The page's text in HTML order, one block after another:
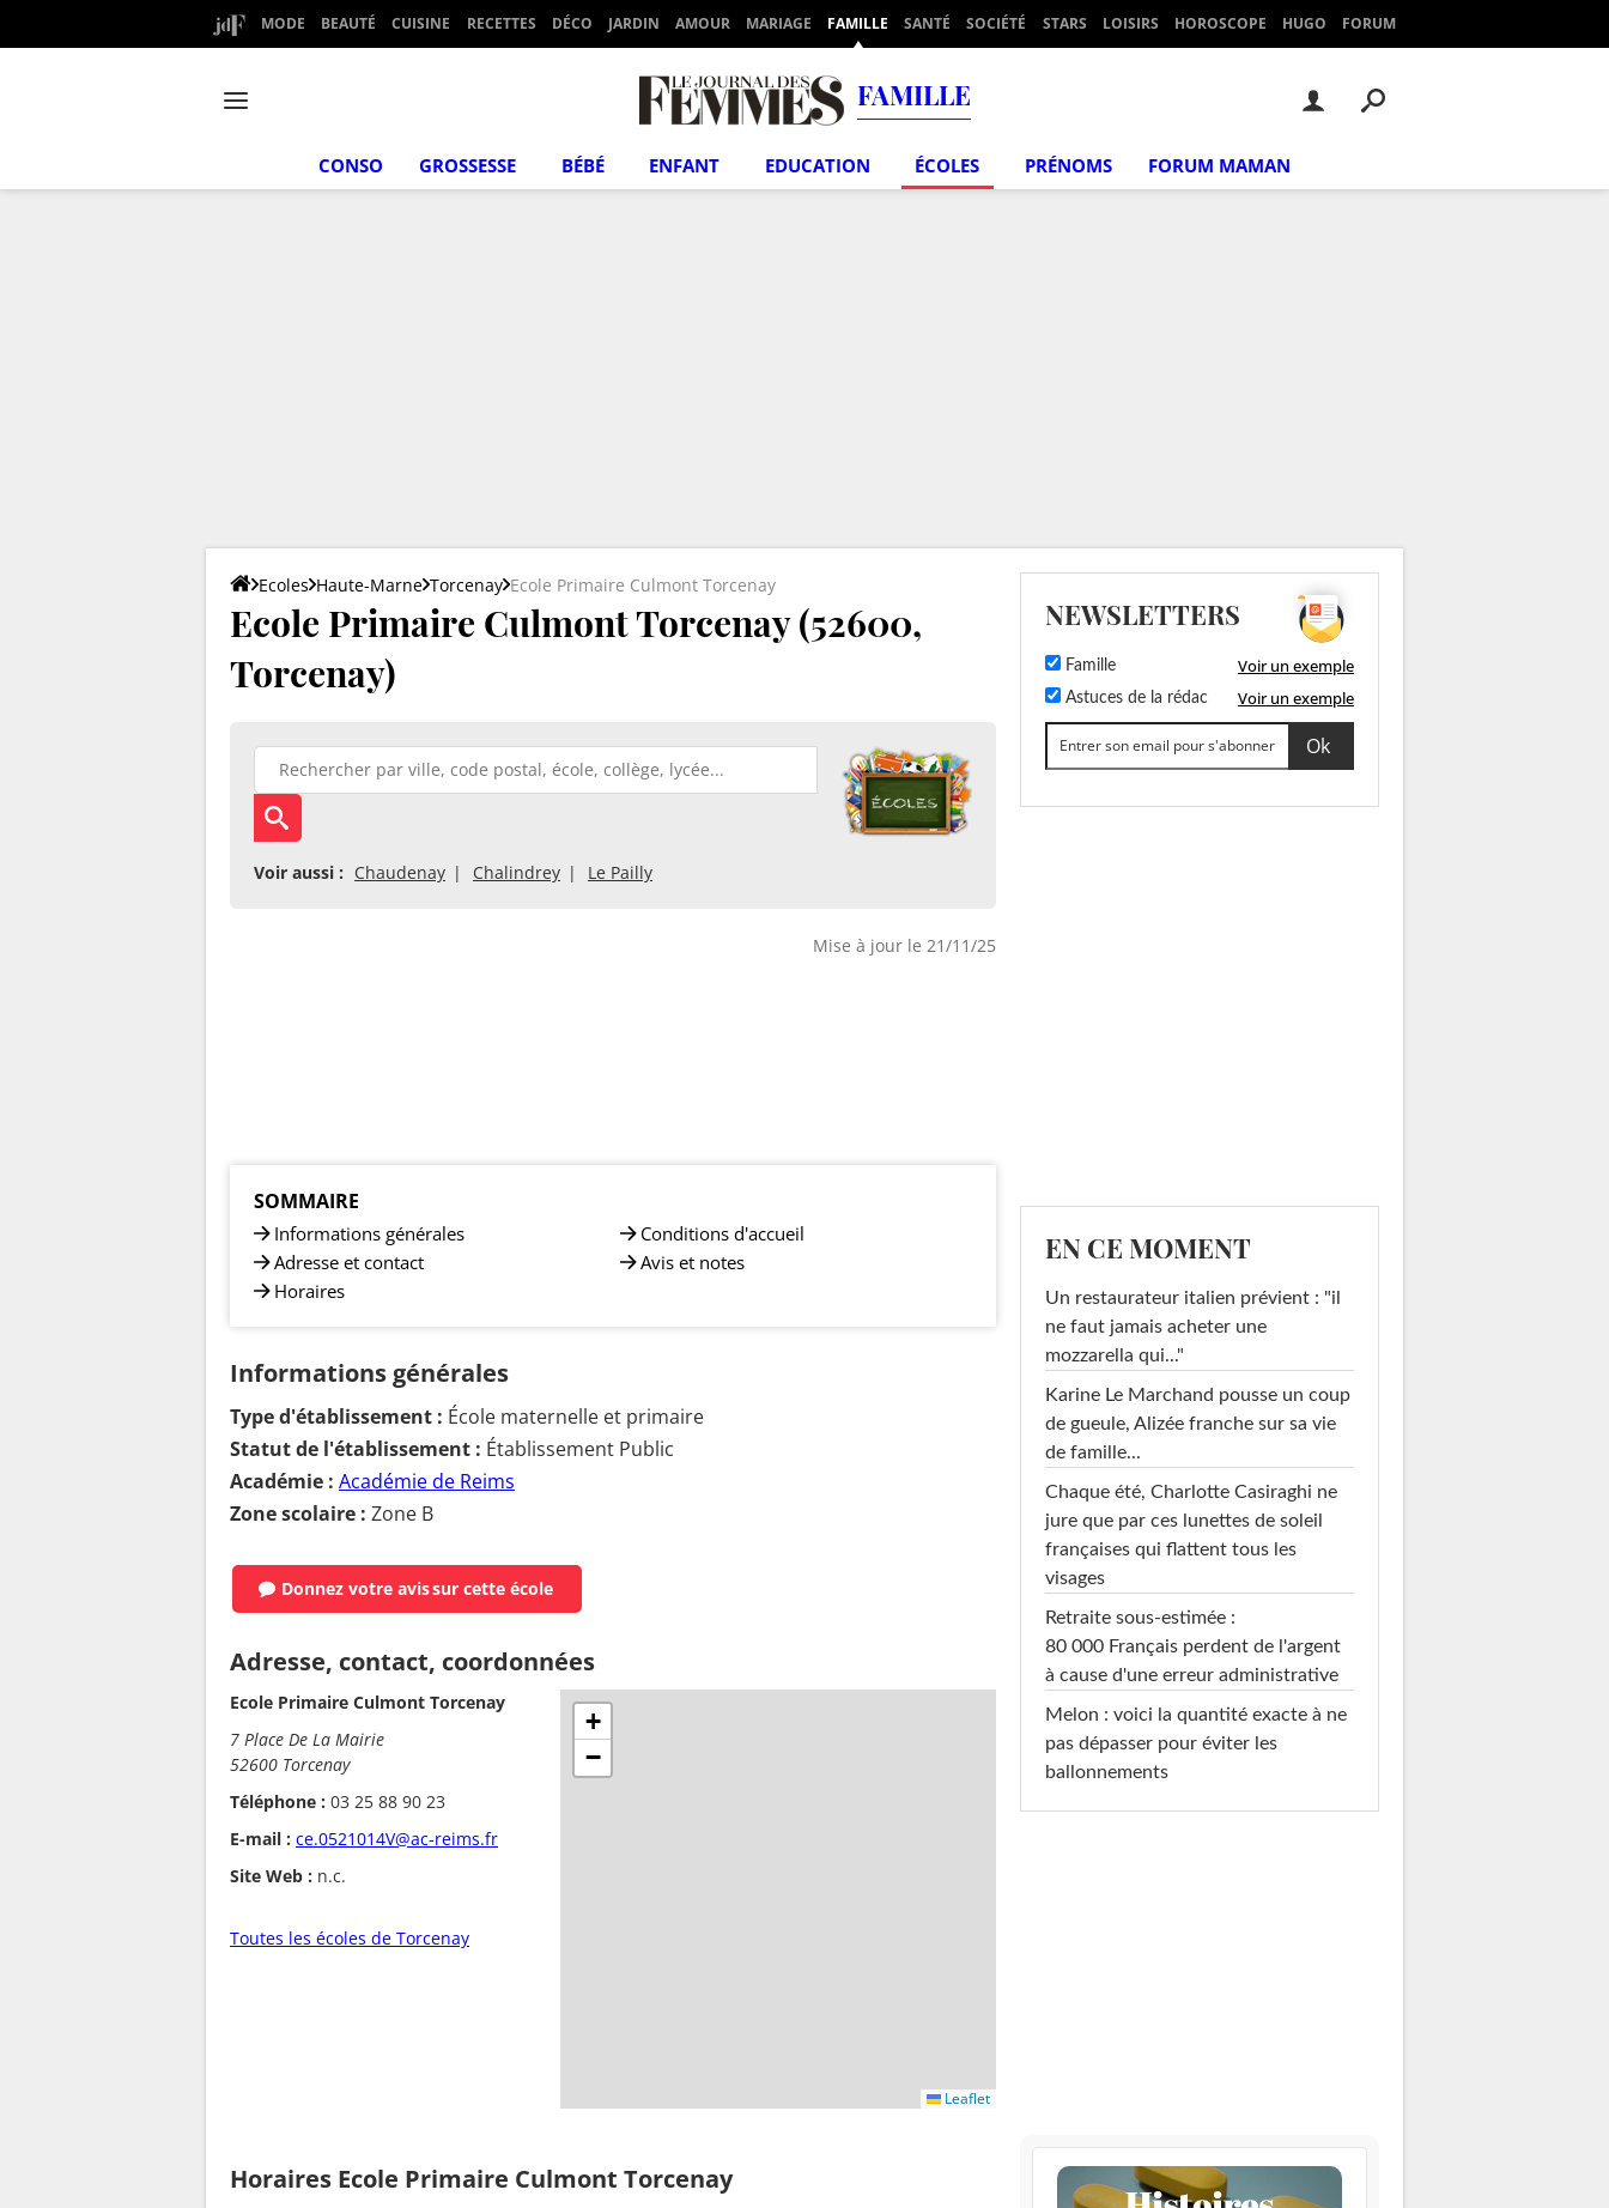
MODE BEAUTÉ CUISINE RECETTES DÉCO JARDIN AMOUR MARIAGE FAMILLE SANTÉ SOCIÉTÉ STARS LOISIRS HOROSCOPE HUGO FORUM
FAMILLE
CONSO GROSSESSE BÉBÉ ENFANT EDUCATION ÉCOLES PRÉNOMS FORUM MAMAN
Ecoles Haute-Marne Torcenay Ecole Primaire Culmont Torcenay
Ecole Primaire Culmont Torcenay (52600,
Torcenay)
Voir aussi : Chaudenay Chalindrey Le Pailly
Mise à jour le 21/11/25
SOMMAIRE
Informations générales
Adresse et contact
Horaires
Conditions d'accueil
Avis et notes
Informations générales
Type d'établissement : École maternelle et primaire
Statut de l'établissement : Établissement Public
Académie : Académie de Reims
Zone scolaire : Zone B
Donnez votre avissur cette école
Adresse, contact, coordonnées
Ecole Primaire Culmont Torcenay
7 Place De La Mairie
52600 Torcenay
Téléphone : 03 25 88 90 23
E-mail : ce.0521014V@ac-reims.fr
Site Web : n.c.
Toutes les écoles de Torcenay
+
−
Leaflet
Horaires Ecole Primaire Culmont Torcenay
NEWSLETTERS
Famille Voir un exemple
Astuces de la rédac Voir un exemple
EN CE MOMENT
Un restaurateur italien prévient : "il
ne faut jamais acheter une
mozzarella qui..."
Karine Le Marchand pousse un coup
de gueule, Alizée franche sur sa vie
de famille...
Chaque été, Charlotte Casiraghi ne
jure que par ces lunettes de soleil
françaises qui flattent tous les
visages
Retraite sous-estimée :
80 000 Français perdent de l'argent
à cause d'une erreur administrative
Melon : voici la quantité exacte à ne
pas dépasser pour éviter les
ballonnements